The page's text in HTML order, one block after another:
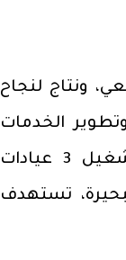
كنموذج للتطور الطبيعي، ونتاج لنجاح
الخدمات
الطبية المقدمة، حيث تشهد هذه المرحلة تعاوناً استراتيجياً لتأسيس وتشغيل 3 عيادات
تستهدف